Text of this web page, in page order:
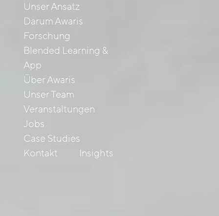
Unser Ansatz
Darum Awaris
Forschung
Blended Learning &
App
Über Awaris
Unser Team
Veranstaltungen
Jobs
Case Studies
Kontakt
Insights